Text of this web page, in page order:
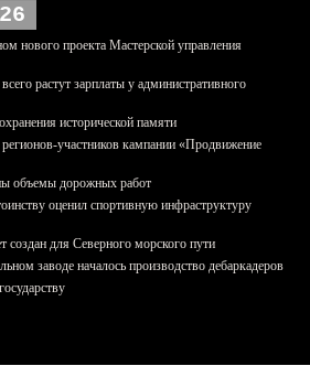
нового проекта Мастерской управления
растут зарплаты у административного
исторической памяти
участников кампании «Продвижение
объемы дорожных работ
оценил спортивную инфраструктуру
создан для Северного морского пути
заводе началось производство дебаркадеров